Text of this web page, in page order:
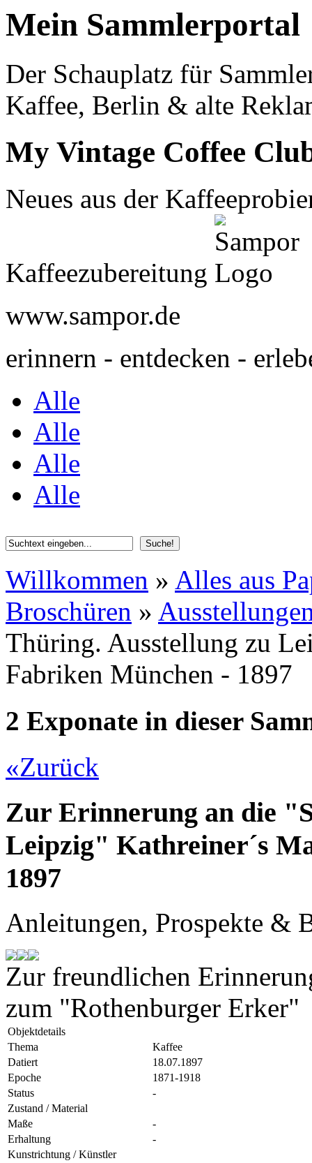
Mein Sammlerportal
Der Schauplatz für
Kaffee, Berlin & alte
My Vintage Coffee
Neues aus der
Kaffeezubereitung
www.sampor.de
erinnern - entdecken -
Alle
Alle
Alle
Alle
Willkommen » Alles aus
Broschüren »
Thüring. Ausstellung zu
Fabriken München - 1897
2 Exponate in dieser
«Zurück
Zur Erinnerung an die
Leipzig" Kathreiner´s
1897
Anleitungen, Prospekte &
Zur freundlichen
zum "Rothenburger Erker"
Objektdetails
Thema
Kaffee
Datiert
18.07.1897
Epoche
1871-1918
Status
-
Zustand / Material
Maße
-
Erhaltung
-
Kunstrichtung / Künstler